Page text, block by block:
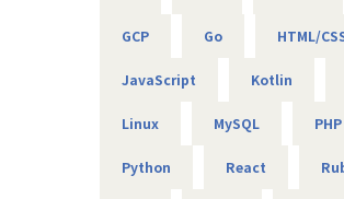
回の面談を通じて方向性を確認しながら、段階
ら活躍している社員も多数。女性管理職も在籍
齢や性別を問わずフェアに評価される環境です
GCP Go HTML/
JavaScript Kotlin
Linux MySQL PHP
Python React